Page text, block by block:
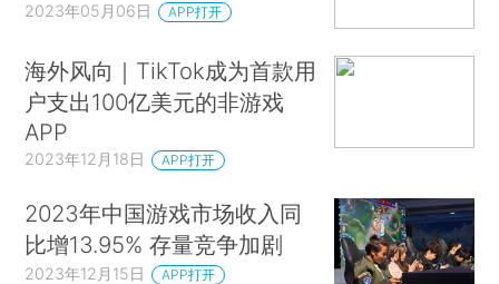
2023年05月06日 APP打开
海外风向｜TikTok成为首款用
户支出100亿美元的非游戏
APP
2023年12月18日 APP打开
2023年中国游戏市场收入同
比增13.95% 存量竞争加剧
2023年12月15日 APP打开